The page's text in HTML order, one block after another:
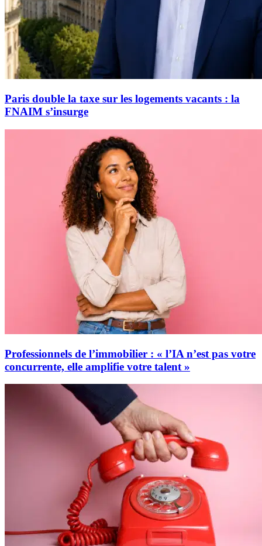
Paris double la taxe sur les logements vacants : la
FNAIM s’insurge
Professionnels de l’immobilier : « l’IA n’est pas votre
concurrente, elle amplifie votre talent »